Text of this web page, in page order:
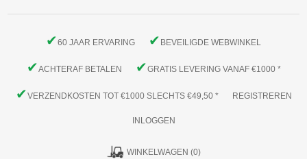
✔60 JAAR ERVARING ✔ BEVEILIGDE WEBWINKEL
✔ACHTERAF BETALEN ✔GRATIS LEVERING VANAF €1000 *
✔VERZENDKOSTEN TOT €1000 SLECHTS €49,50 * REGISTREREN
INLOGGEN
WINKELWAGEN (0)